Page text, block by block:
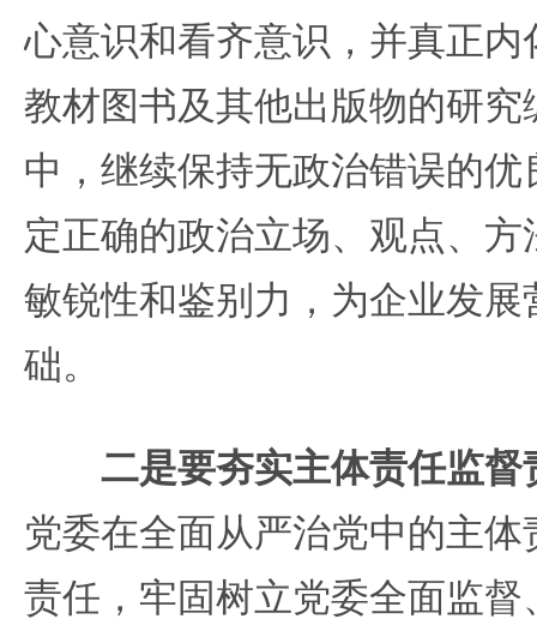
心意识和看齐意识，并真正
教材图书及其他出版物的研
中，继续保持无政治错误的
定正确的政治立场、观点、
敏锐性和鉴别力，为企业发
础。
二是要夯实主体责任监督
党委在全面从严治党中的主
责任，牢固树立党委全面监